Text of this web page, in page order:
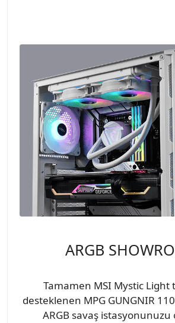
ARGB
Tamamen MSI Mystic Light
desteklenen MPG GUNGNIR
ARGB savaş